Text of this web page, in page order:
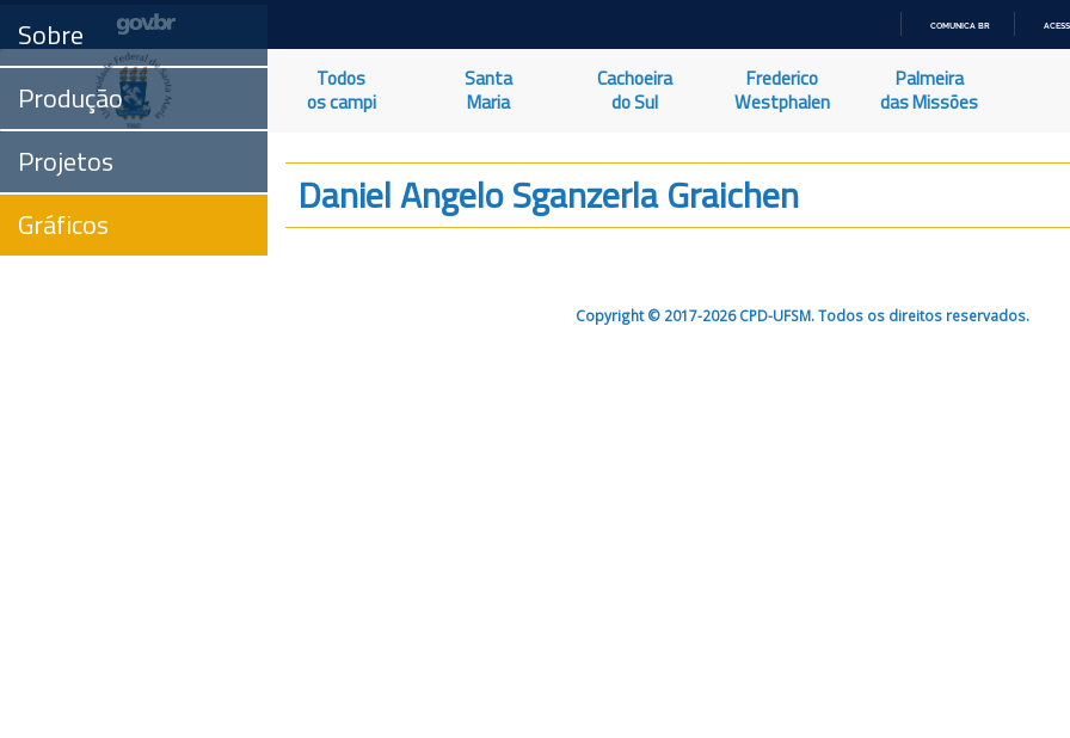
O
COMUNICA BR
Todos
os campi
Santa
Maria
Cachoeira
do Sul
Frederico
Westphalen
Palmeira
das Missões
Sobre
Produção
Projetos
Gráficos
Daniel Angelo Sganzerla Graichen
Copyright © 2017-2026 CPD-UFSM. Todos os direitos reservados.